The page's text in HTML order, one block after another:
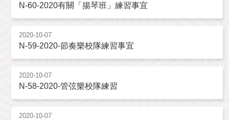
N-60-2020有關「揚琴班」練習事宜
2020-10-07
N-59-2020-節奏樂校隊練習事宜
2020-10-07
N-58-2020-管弦樂校隊練習
2020-10-07